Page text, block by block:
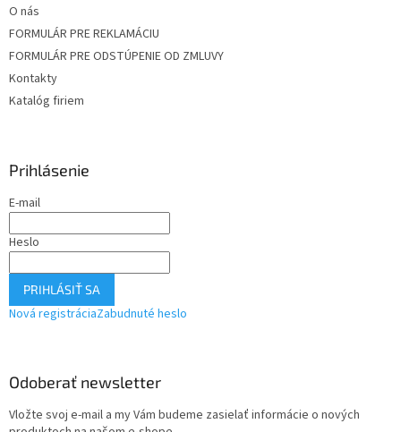
O nás
FORMULÁR PRE REKLAMÁCIU
FORMULÁR PRE ODSTÚPENIE OD ZMLUVY
Kontakty
Katalóg firiem
Prihlásenie
E-mail
Heslo
PRIHLÁSIŤ SA
Nová registráciaZabudnuté heslo
Odoberať newsletter
Vložte svoj e-mail a my Vám budeme zasielať informácie o nových